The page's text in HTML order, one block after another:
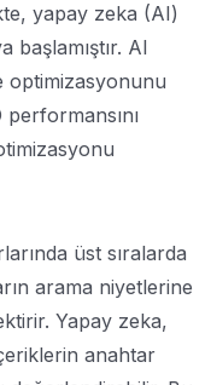
yapay zeka (AI)
AI
optimizasyonunu
üst sıralarda
arama niyetlerine
Yapay zeka,
anahtar